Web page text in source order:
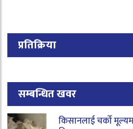
प्रतिक्रिया
सम्बन्धित खवर
किसानलाई चर्को